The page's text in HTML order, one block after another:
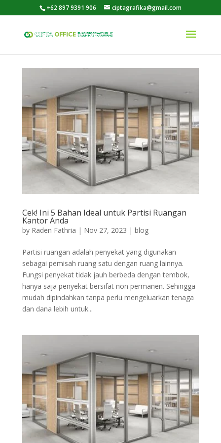
+62 897 9391 906 ciptagrafika@gmail.com
Cek! Ini 5 Bahan Ideal untuk Partisi Ruangan
Kantor Anda
by Raden Fathria | Nov 27, 2023 | blog
Partisi ruangan adalah penyekat yang digunakan
sebagai pemisah ruang satu dengan ruang lainnya.
Fungsi penyekat tidak jauh berbeda dengan tembok,
hanya saja penyekat bersifat non permanen. Sehingga
mudah dipindahkan tanpa perlu mengeluarkan tenaga
dan dana lebih untuk...